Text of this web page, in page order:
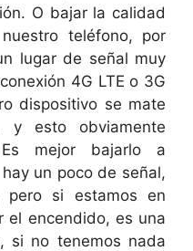
O bajar la calidad
teléfono, por
lugar de señal muy
4G LTE o 3G
dispositivo se mate
y esto obviamente
mejor bajarlo a
un poco de señal,
pero si estamos en
el encendido, es una
si no tenemos nada